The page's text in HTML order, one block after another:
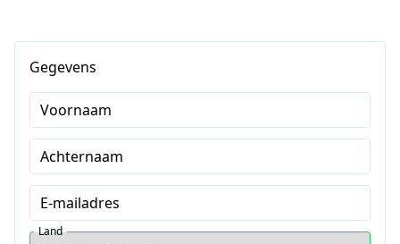
Gegevens
Voornaam
Achternaam
E-mailadres
Land